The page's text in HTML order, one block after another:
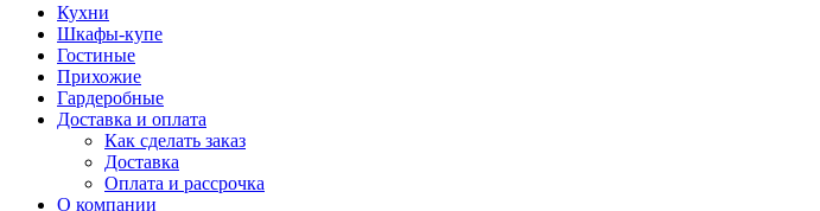
Кухни
Шкафы-купе
Гостиные
Прихожие
Гардеробные
Доставка и оплата
Как сделать заказ
Доставка
Оплата и рассрочка
О компании